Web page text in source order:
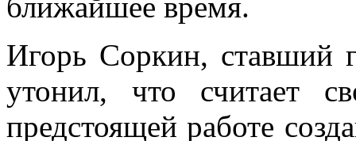
Игорь Соркин, ставший
утонил, что считает
предстоящей работе